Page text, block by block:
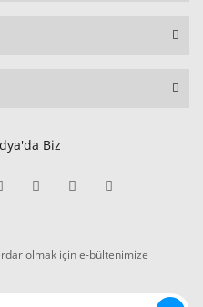
Biz
olmak için e-bültenimize